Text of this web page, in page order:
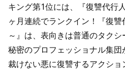
キング第1位には、『復讐代行
ヶ月連続でランクイン！『復
～』は、表向きは普通のタク
秘密のプロフェッショナル集
裁けない悪に復讐するアクショ